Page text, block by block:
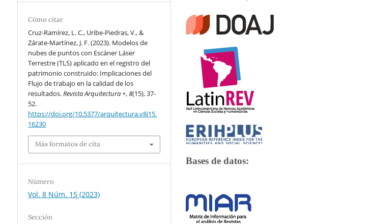
Cómo citar
Cruz-Ramírez, L. C., Uribe-Piedras, V., &
Zárate-Martínez, J. F. (2023). Modelos de
nubes de puntos con Escáner Láser
Terrestre (TLS) aplicado en el registro del
patrimonio construido: Implicaciones del
Flujo de trabajo en la calidad de los
resultados.Revista Arquitectura +,8(15), 37-
52.
https://doi.org/10.5377/arquitectura.v8i15.
16230
Más formatos de cita
Número
Vol. 8 Núm. 15 (2023)
Sección
Bases de datos: